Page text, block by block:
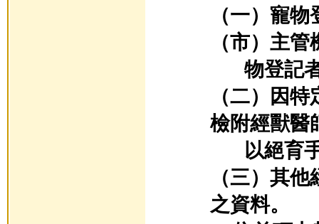
（一）寵
（市）主
物登記者
（二）因
檢附經獸醫
以絕育手
（三）其
之資料。